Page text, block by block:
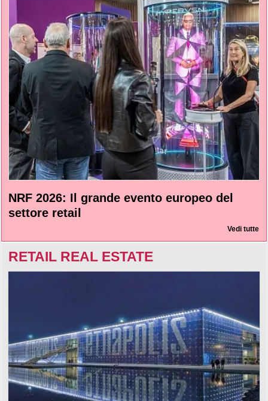
NRF 2026: Il grande evento europeo del
settore retail
Vedi tutte
RETAIL REAL ESTATE